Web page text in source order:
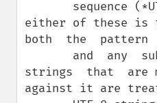
either of these is
both  the  pattern
strings  that  are
against it are